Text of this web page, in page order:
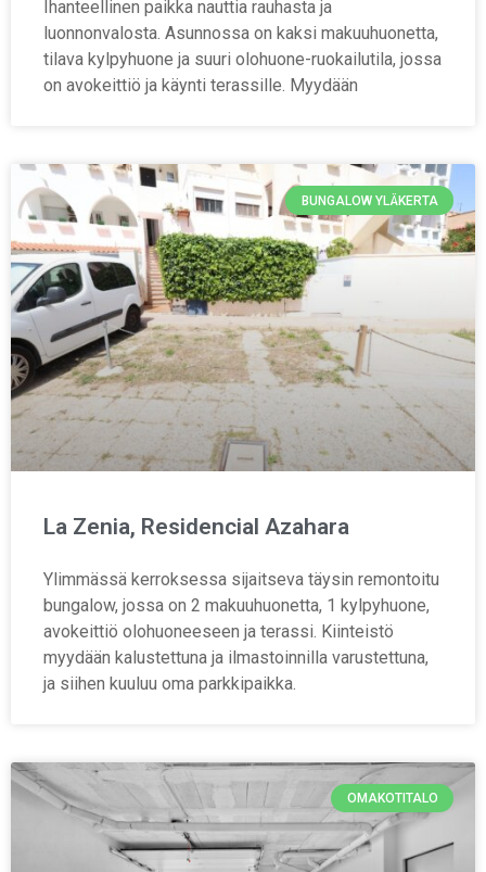
Ihanteellinen paikka nauttia rauhasta ja
luonnonvalosta. Asunnossa on kaksi makuuhuonetta,
tilava kylpyhuone ja suuri olohuone-ruokailutila, jossa
on avokeittiö ja käynti terassille. Myydään
BUNGALOW YLÄKERTA
La Zenia, Residencial Azahara
Ylimmässä kerroksessa sijaitseva täysin remontoitu
bungalow, jossa on 2 makuuhuonetta, 1 kylpyhuone,
avokeittiö olohuoneeseen ja terassi. Kiinteistö
myydään kalustettuna ja ilmastoinnilla varustettuna,
ja siihen kuuluu oma parkkipaikka.
OMAKOTITALO